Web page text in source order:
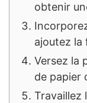
obtenir
ajoutez la
Versez la
de papier
Travaillez